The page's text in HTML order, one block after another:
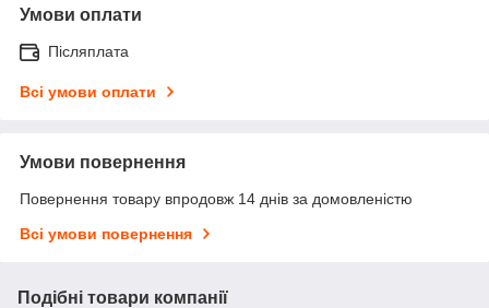
Умови оплати
Післяплата
Всі умови оплати
Умови повернення
Повернення товару впродовж 14 днів за домовленістю
Всі умови повернення
Подібні товари компанії